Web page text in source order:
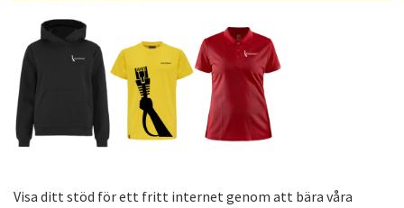
Visa ditt stöd för ett fritt internet genom att bära våra